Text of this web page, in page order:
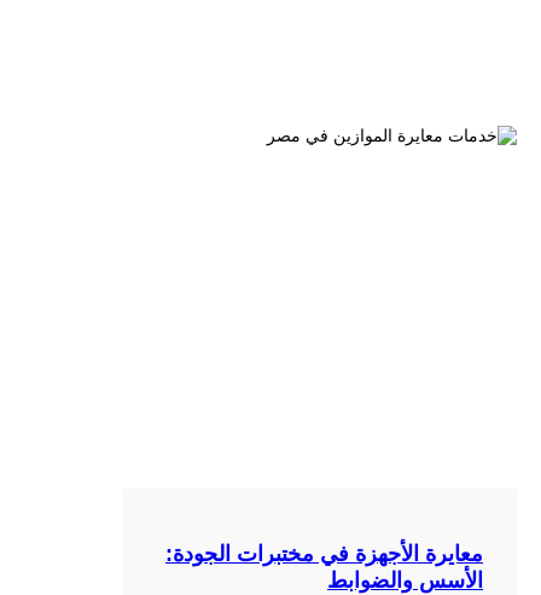
معايرة الأجهزة في مختبرات الجودة:
الأسس والضوابط